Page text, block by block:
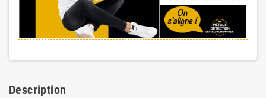
Description